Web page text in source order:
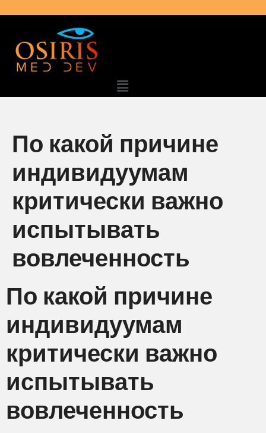
По какой причине
индивидуумам
критически важно
испытывать
вовлеченность
По какой причине
индивидуумам
критически важно
испытывать
вовлеченность